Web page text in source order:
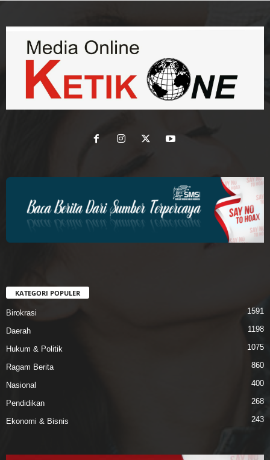
KATEGORI POPULER
Birokrasi 1591
Daerah 1198
Hukum & Politik 1075
Ragam Berita 860
Nasional 400
Pendidikan 268
Ekonomi & Bisnis 243